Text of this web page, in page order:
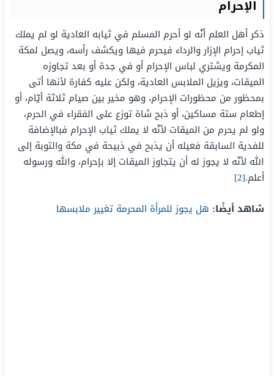
الإحرام
ذكر أهل العلم أنّه لو أحرم المسلم في ثيابه العادية لو لم يملك
ثياب إحرام الإزار والرداء فيحرم فيها ويكشف رأسه، ويصل لمكة
المكرمة ويشتري لباس الإحرام أو في جدة أو بعد تجاوزه
الميقات، ويزيل الملابس العادية، ولكن عليه كفارة لأنها أتى
بمحظور من محظورات الإحرام، وهو مخير بين صيام ثلاثة أيّام، أو
إطعام ستة مساكين، أو ذبح شاة توزع على الفقراء في الحرم،
ولو لم يحرم من الميقات لأنّه لا يملك ثياب الإحرام فبالإضافة
للفدية السابقة فعيله أن يذبح في ذبيحة في مكة والتوبة إلى
الله لأنّه لا يجوز له أن يتجاوز الميقات إلا بإحرام، والله ورسوله
أعلم.[2]
شاهد أيضًا: هل يجوز للمرأة المحرمة تغيير ملابسها